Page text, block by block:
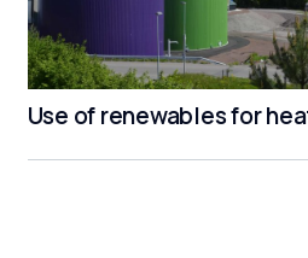
Use of renewables for